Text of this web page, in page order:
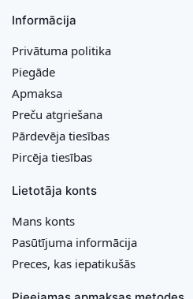
Informācija
Privātuma politika
Piegāde
Apmaksa
Preču atgriešana
Pārdevēja tiesības
Pircēja tiesības
Lietotāja konts
Mans konts
Pasūtījuma informācija
Preces, kas iepatikušās